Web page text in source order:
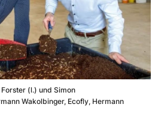
(l.) und Simon
Wakolbinger, Ecofly, Hermann